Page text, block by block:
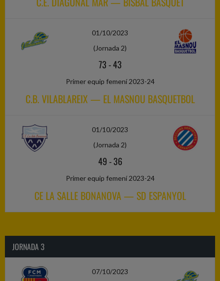
01/10/2023
(Jornada 2)
73-43
Primer equip femení 2023-24
C.B. VILABLAREIX — EL MASNOU BASQUETBOL
01/10/2023
(Jornada 2)
49-36
Primer equip femení 2023-24
CE LA SALLE BONANOVA — SD ESPANYOL
JORNADA 3
07/10/2023